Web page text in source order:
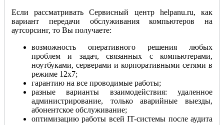
Если рассматривать Сервисный центр helpanu.ru, как
вариант передачи обслуживания компьютеров на
аутсорсинг, то Вы получаете:
возможность оперативного решения любых
проблем и задач, связанных с компьютерами,
ноутбуками, серверами и корпоративными сетями в
режиме 12x7;
гарантию на все проводимые работы;
разные варианты взаимодействия: удаленное
администрирование, только аварийные выезды,
абонентское обслуживание;
оптимизацию работы всей IT-системы после аудита